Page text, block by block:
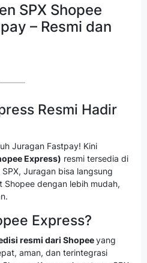
SPX Shopee
– Resmi dan
Resmi Hadir
Juragan Fastpay! Kini
Express) resmi tersedia di
Juragan bisa langsung
Shopee dengan lebih mudah,
Express?
resmi dari Shopeeyang
aman, dan terintegrasi